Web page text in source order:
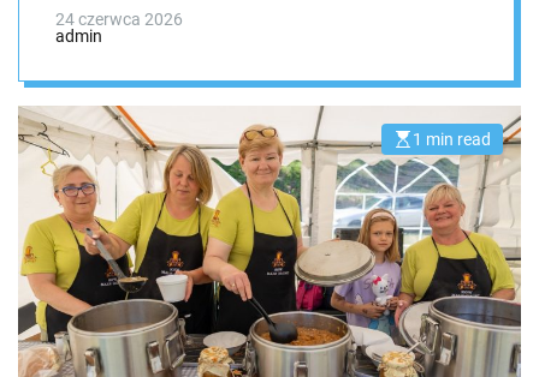
24 czerwca 2026
admin
E
s
t
i
m
a
t
e
r
e
a
d
t
1 min read